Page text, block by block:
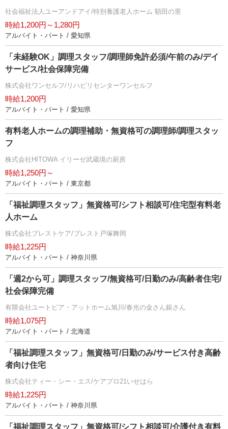
社会福祉法人ユーアンドアイ/特別養護老人ホーム 額田の里
時給1,200円～1,280円
アルバイト・パート / 愛知県
「未経験OK」調理スタッフ/調理師免許必須/午前のみ/デイ
サービス/社会保障完備
株式会社ワンセルフ/リハビリセンターワンセルフ
時給1,200円
アルバイト・パート / 愛知県
有料老人ホームの調理補助・無資格可の調理師/調理スタッ
フ
株式会社HITOWA イリーゼ武蔵境の厨房
時給1,250円～
アルバイト・パート / 東京都
「福祉調理スタッフ」無資格可/シフト相談可/住宅型有料老
人ホーム
株式会社ブレストケア/ブレスト戸塚舞岡
時給1,225円
アルバイト・パート / 神奈川県
「週2から可」調理スタッフ/無資格可/日勤のみ/高齢者住宅/
社会保障完備
有限会社ユートピア・アットホーム旭川/春光の金さん銀さん
時給1,075円
アルバイト・パート / 北海道
「福祉調理スタッフ」無資格可/日勤のみ/サービス付き高齢
者向け住宅
株式会社ティー・シー・エス/ケアプロ21いせはら
時給1,225円
アルバイト・パート / 神奈川県
「福祉調理スタッフ」無資格可/シフト相談可/介護付き有料